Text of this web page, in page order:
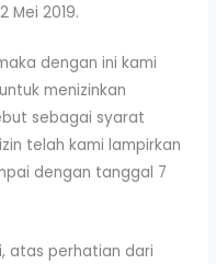
Mei 2019.
dengan ini kami
menizinkan
sebagai syarat
telah kami lampirkan
dengan tanggal 7
atas perhatian dari